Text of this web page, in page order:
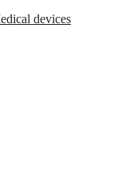
devices